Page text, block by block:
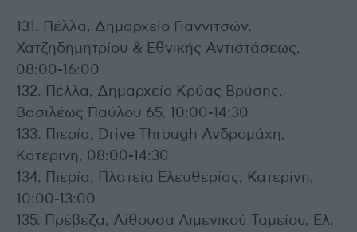
131. Πέλλα, Δημαρχείο Γιαννιτσών,
Χατζηδημητρίου & Εθνικής Αντιστάσεως,
08:00-16:00
132. Πέλλα, Δημαρχείο Κρύας Βρύσης,
Βασιλέως Παύλου 65, 10:00-14:30
133. Πιερία, Drive Through Ανδρομάχη,
Κατερίνη, 08:00-14:30
134. Πιερία, Πλατεία Ελευθερίας, Κατερίνη,
10:00-13:00
135. Πρέβεζα, Αίθουσα Λιμενικού Ταμείου, Ελ.